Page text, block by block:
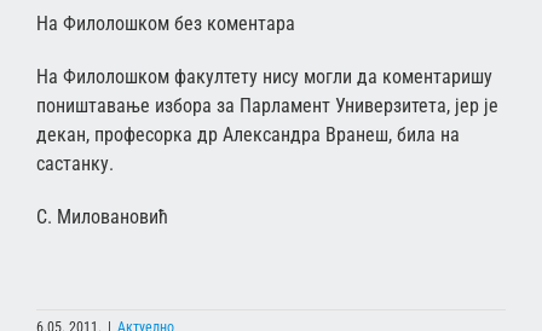
На Филолошком без коментара
На Филолошком факултету нису могли да коментаришу
поништавање избора за Парламент Универзитета, јер је
декан, професорка др Александра Вранеш, била на
састанку.
С. Миловановић
6.05. 2011. | Актуелно